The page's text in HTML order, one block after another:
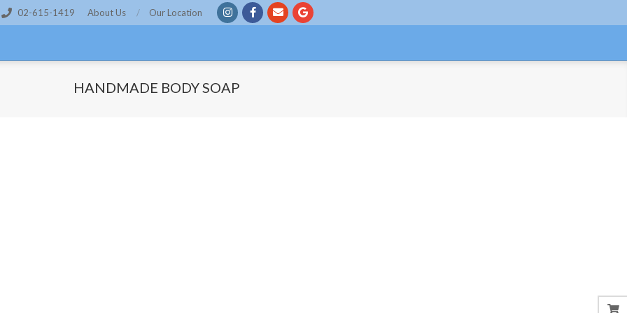
02-615-1419 About Us Our Location
HANDMADE BODY SOAP